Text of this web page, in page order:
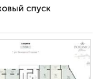
спуск